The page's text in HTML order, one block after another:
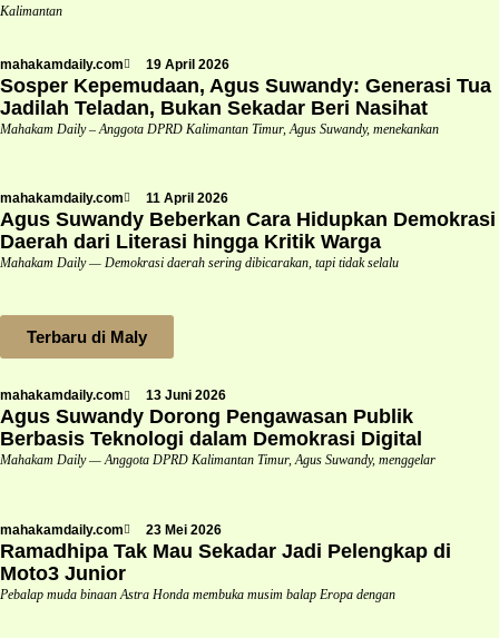
Kalimantan
mahakamdaily.com 19 April 2026
Sosper Kepemudaan, Agus Suwandy: Generasi Tua
Jadilah Teladan, Bukan Sekadar Beri Nasihat
Mahakam Daily – Anggota DPRD Kalimantan Timur, Agus Suwandy, menekankan
mahakamdaily.com 11 April 2026
Agus Suwandy Beberkan Cara Hidupkan Demokrasi
Daerah dari Literasi hingga Kritik Warga
Mahakam Daily — Demokrasi daerah sering dibicarakan, tapi tidak selalu
Terbaru di Maly
mahakamdaily.com 13 Juni 2026
Agus Suwandy Dorong Pengawasan Publik
Berbasis Teknologi dalam Demokrasi Digital
Mahakam Daily — Anggota DPRD Kalimantan Timur, Agus Suwandy, menggelar
mahakamdaily.com 23 Mei 2026
Ramadhipa Tak Mau Sekadar Jadi Pelengkap di
Moto3 Junior
Pebalap muda binaan Astra Honda membuka musim balap Eropa dengan